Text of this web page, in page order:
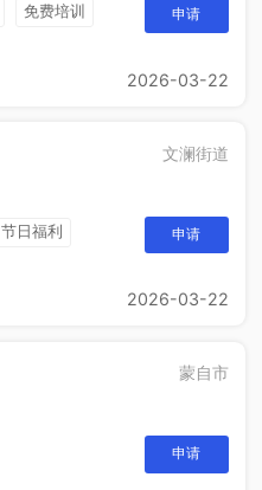
免费培训
申请
2026-03-22
文澜街道
节日福利
申请
2026-03-22
蒙自市
申请